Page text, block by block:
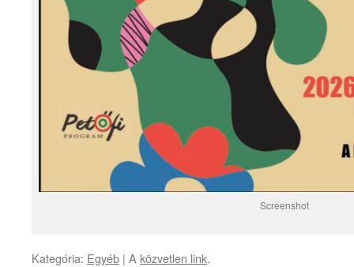
Screenshot
Kategória: Egyéb | A közvetlen link.